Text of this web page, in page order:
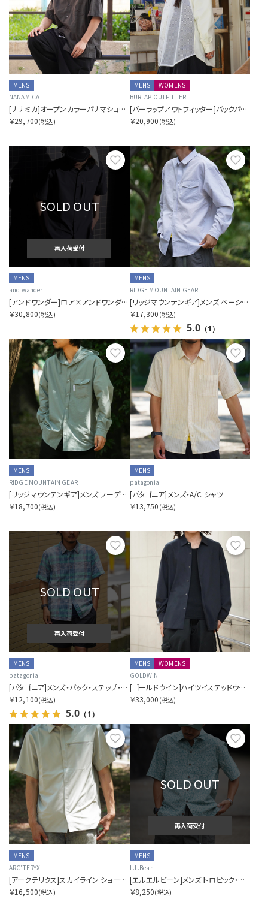
MENS
NANAMICA
[ナナミカ]オープンカラーパナマショートスリーブシャツ
￥29,700(税込)
MENS
WOMENS
BURLAP OUTFITTER
[バーラップアウトフィッター]バックパッカーシャツ SORA別注
￥20,900 (税込)
お気に入り
SOLD OUT
再入荷受付
MENS
and wander
[アンドワンダー]ロア×アンドワンダー ブレザブル シャツ
￥30,800(税込)
お気
MENS
RIDGE MOUNTAIN GEAR
[リッジマウンテンギア]メンズ ベーシックロングスリーブシャツ 2026
￥17,300 (税込)
5.0（1）
お気に入り
MENS
RIDGE MOUNTAIN GEAR
[リッジマウンテンギア]メンズ フーデッドロングスリーブシャツ 2026
￥18,700(税込)
お気
MENS
patagonia
[パタゴニア]メンズ・A/C シャツ
￥13,750 (税込)
お気に入り
SOLD OUT
再入荷受付
MENS
patagonia
[パタゴニア]メンズ・バック・ステップ・シャツ
￥12,100(税込)
5.0 （1）
お気
MENS
WOMENS
GOLDWIN
[ゴールドウイン]ハイツイステッドウールリラックスシャツ
￥33,000 (税込)
お気に入り
MENS
ARC'TERYX
[アークテリクス]スカイライン ショートスリーブ シャツ メンズ
￥16,500(税込)
SOLD OUT
再入荷受付
MENS
L.L.Bean
[エルエルビーン]メンズ トロピック・シャツ ショートスリーブ プリント
￥8,250(税込)